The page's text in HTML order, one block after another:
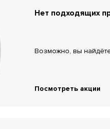
Нет подходящих
Возможно, вы
Посмотреть акции